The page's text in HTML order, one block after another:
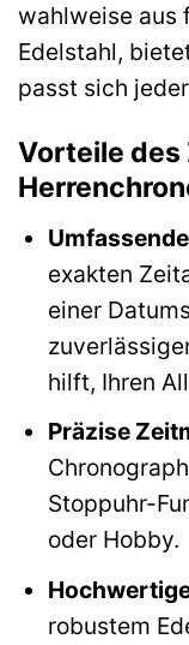
wahlweise aus
Edelstahl,
passt sich
Vorteile
exakten
einer
hilft, Ihren
Präzise
Stoppuhr-
oder Hobby.
robustem